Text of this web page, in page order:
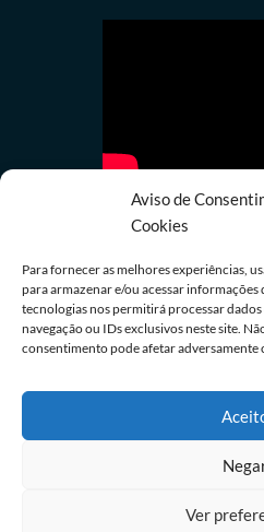
Aviso de
Cookies
Para fornecer as melhores experiências,
para armazenar e/ou acessar
tecnologias nos permitirá processar
navegação ou IDs exclusivos neste site.
consentimento pode afetar adversamente
Ver
Política
Lula quer mostrar a Trump
desmatamento na Amazônia
Redação 08/08/2026